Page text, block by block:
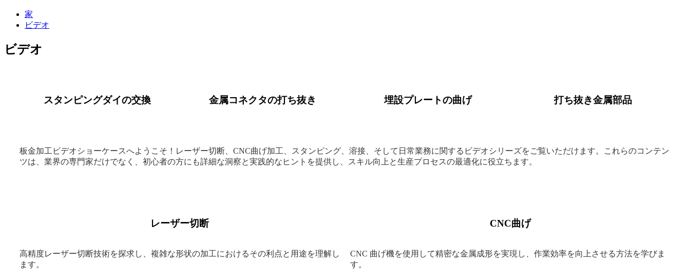
家
ビデオ
ビデオ
スタンピングダイの交換 金属コネクタの打ち抜き 埋設プレートの曲げ 打ち抜き金属部品
板金加工ビデオショーケースへようこそ！レーザー切断、CNC曲げ加工、スタンピング、溶接、そして日常業務に関するビデオシリーズをご覧いただけます。これらのコンテン
ツは、業界の専門家だけでなく、初心者の方にも詳細な洞察と実践的なヒントを提供し、スキル向上と生産プロセスの最適化に役立ちます。
レーザー切断
高精度レーザー切断技術を探求し、複雑な形状の加工におけるその利点と用途を理解し
ます。
CNC曲げ
CNC 曲げ機を使用して精密な金属成形を実現し、作業効率を向上させる方法を学びま
す。